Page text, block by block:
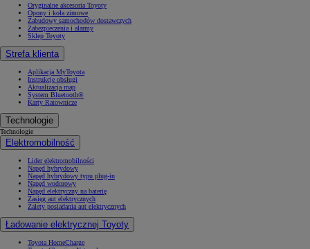
Oryginalne akcesoria Toyoty
Opony i koła zimowe
Zabudowy samochodów dostawczych
Zabezpieczenia i alarmy
Sklep Toyoty
Strefa klienta
Aplikacja MyToyota
Instrukcje obsługi
Aktualizacja map
System Bluetooth®
Karty Ratownicze
Technologie
Technologie
Elektromobilność
Lider elektromobilności
Napęd hybrydowy
Napęd hybrydowy typu plug-in
Napęd wodorowy
Napęd elektryczny na baterię
Zasięg aut elektrycznych
Zalety posiadania aut elektrycznych
Ładowanie elektrycznej Toyoty
Toyota HomeCharge